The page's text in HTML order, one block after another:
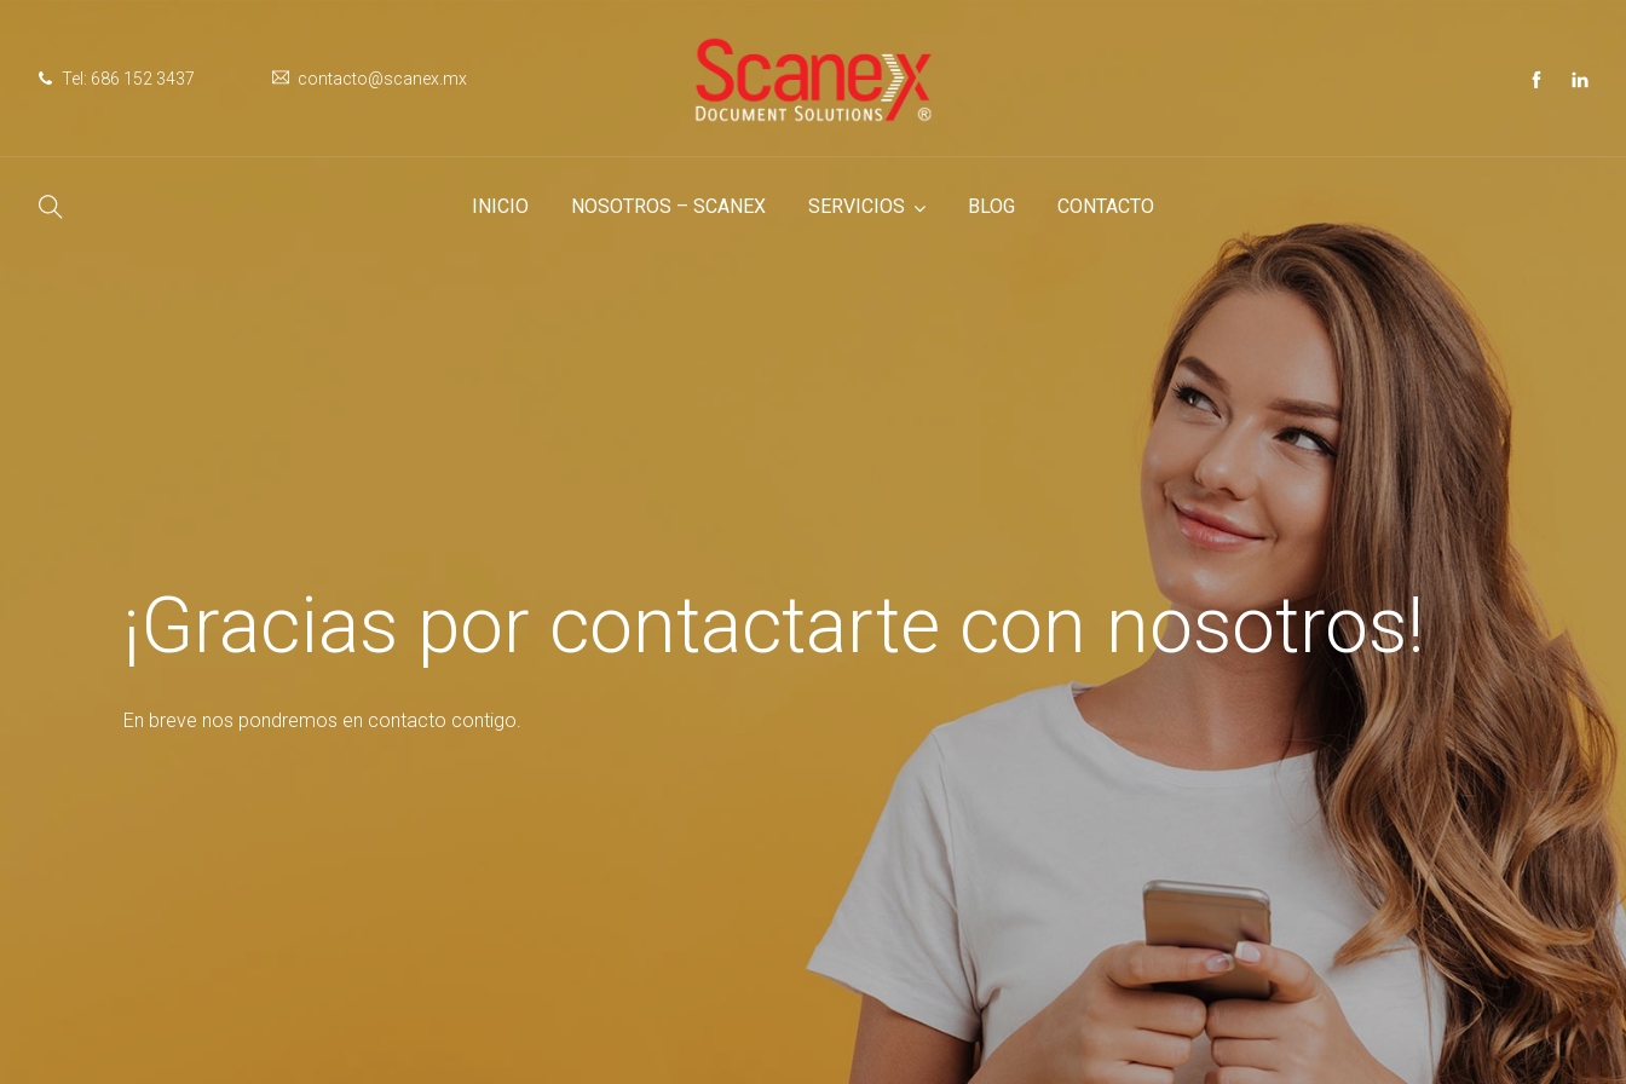
Tel: 686 152 3437 contacto@scanex.mx
INICIO NOSOTROS – SCANEX SERVICIOS BLOG CONTACTO
¡Gracias por contactarte con nosotros!
En breve nos pondremos en contacto contigo.